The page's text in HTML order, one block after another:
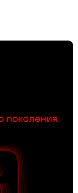
поколения.